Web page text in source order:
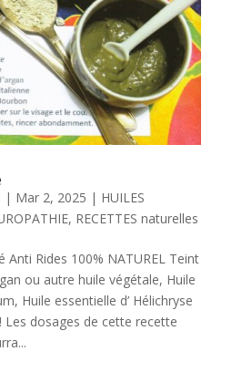
| Mar 2, 2025 | HUILES
, RECETTES naturelles
Anti Rides 100% NATUREL Teint
ou autre huile végétale, Huile
Huile essentielle d’ Hélichryse
Les dosages de cette recette